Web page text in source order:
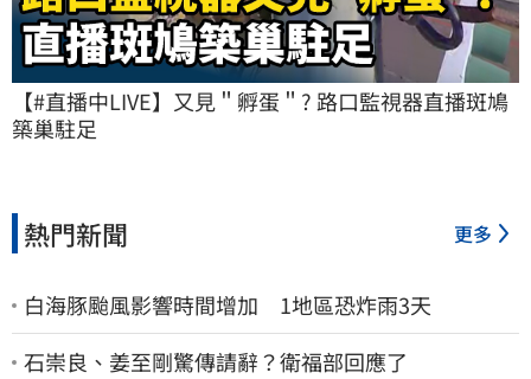
【#直播中LIVE】又見＂孵蛋＂? 路口監視器直播斑鳩
築巢駐足
熱門新聞 更多
白海豚颱風影響時間增加 1地區恐炸雨3天
石崇良、姜至剛驚傳請辭？衛福部回應了